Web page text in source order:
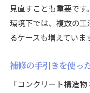
見直すことも重要で
環境下では、複数の
るケースも増えていま
補修の手引きを使っ
「コンクリート構造